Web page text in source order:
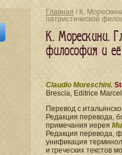
Главная / К.
патристической
К. Морескини.
философия и
Claudio Moreschini.
Brescia, Editrice
Перевод с
Редакция перевода,
примечания иерея
Редакция перевода,
унификация
и греческих текстов